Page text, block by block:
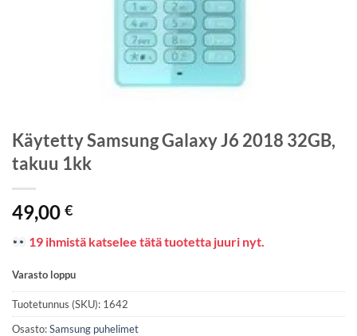
Käytetty Samsung Galaxy J6 2018 32GB,
takuu 1kk
49,00 €
19 ihmistä katselee tätä tuotetta juuri nyt.
Varasto loppu
Tuotetunnus (SKU): 1642
Osasto:Samsung puhelimet